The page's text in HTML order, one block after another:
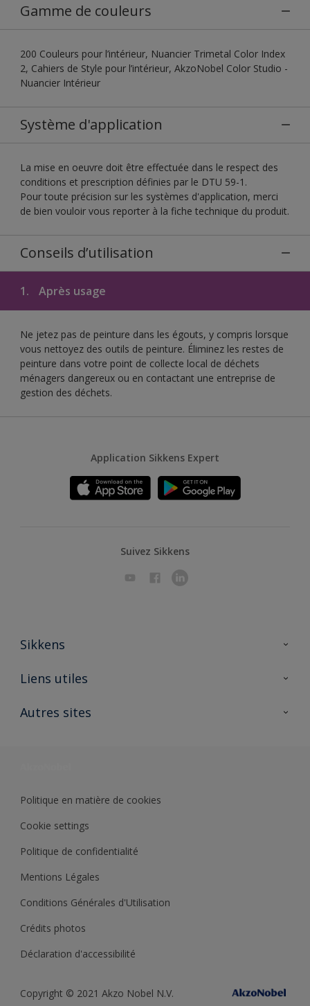
Gamme de couleurs
200 Couleurs pour l’intérieur, Nuancier Trimetal Color Index
2, Cahiers de Style pour l’intérieur, AkzoNobel Color Studio -
Nuancier Intérieur
Système d'application
La mise en oeuvre doit être effectuée dans le respect des
conditions et prescription définies par le DTU 59-1.
Pour toute précision sur les systèmes d'application, merci
de bien vouloir vous reporter à la fiche technique du produit.
Conseils d’utilisation
1. Après usage
Ne jetez pas de peinture dans les égouts, y compris lorsque
vous nettoyez des outils de peinture. Éliminez les restes de
peinture dans votre point de collecte local de déchets
ménagers dangereux ou en contactant une entreprise de
gestion des déchets.
Application Sikkens Expert
Suivez Sikkens
Sikkens
A propos de Sikkens
Liens utiles
Ouvrir un magasin PASS
Autres sites
Politique en matière de cookies
Cookie settings
Politique de confidentialité
Mentions Légales
Conditions Générales d'Utilisation
Crédits photos
Déclaration d'accessibilité
Copyright © 2021 Akzo Nobel N.V.